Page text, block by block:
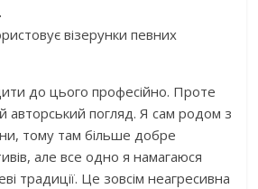
візерунки певних
до цього професійно. Проте
авторський погляд. Я сам родом з
тому там більше добре
але все одно я намагаюся
традиції. Це зовсім неагресивна